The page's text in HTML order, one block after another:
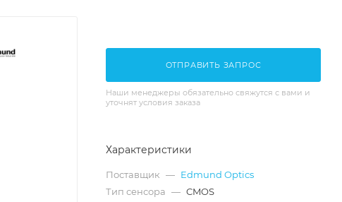
ОТПРАВИТЬ ЗАПРОС
Наши менеджеры обязательно свяжутся с вами и
уточнят условия заказа
Характеристики
Поставщик — Edmund Optics
Тип сенсора — CMOS